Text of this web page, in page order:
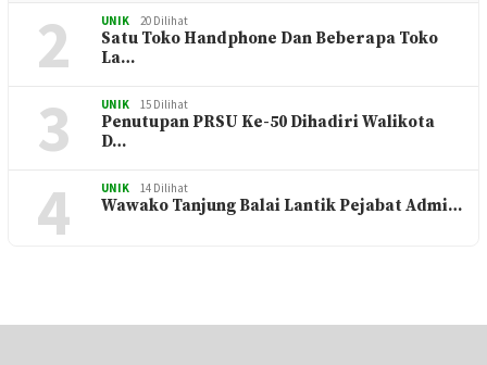
2 UNIK 20 Dilihat
Satu Toko Handphone Dan Beberapa Toko
La…
3 UNIK 15 Dilihat
Penutupan PRSU Ke-50 Dihadiri Walikota
D…
4 UNIK 14 Dilihat
Wawako Tanjung Balai Lantik Pejabat Admi…